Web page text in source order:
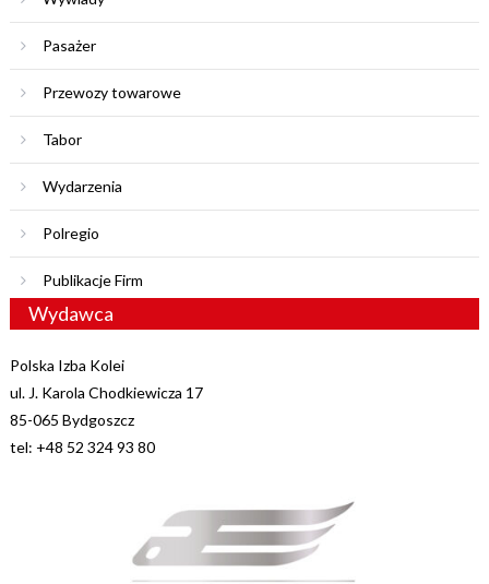
Pasażer
Przewozy towarowe
Tabor
Wydarzenia
Polregio
Publikacje Firm
Wydawca
Polska Izba Kolei
ul. J. Karola Chodkiewicza 17
85-065 Bydgoszcz
tel: +48 52 324 93 80